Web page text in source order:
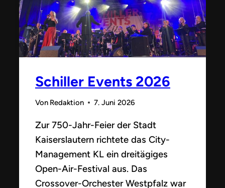
Schiller Events 2026
Von Redaktion 7. Juni 2026
Zur 750-Jahr-Feier der Stadt
Kaiserslautern richtete das City-
Management KL ein dreitägiges
Open-Air-Festival aus. Das
Crossover-Orchester Westpfalz war